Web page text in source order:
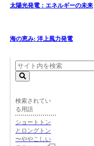
太陽光発電：エネルギーの未来
海の恵み: 洋上風力発電
検索されてい
る用語
ショートトン
とロングトン
〜ややこしい